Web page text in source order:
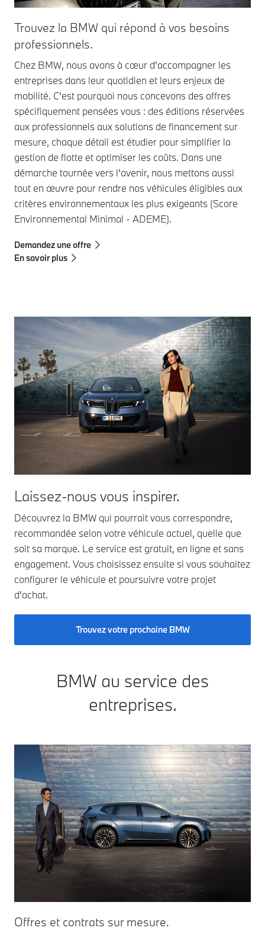
Trouvez la BMW qui répond à vos besoins
professionnels.
Chez BMW, nous avons à cœur d'accompagner les
entreprises dans leur quotidien et leurs enjeux de
mobilité. C'est pourquoi nous concevons des offres
spécifiquement pensées vous : des éditions réservées
aux professionnels aux solutions de financement sur
mesure, chaque détail est étudier pour simplifier la
gestion de flotte et optimiser les coûts. Dans une
démarche tournée vers l'avenir, nous mettons aussi
tout en œuvre pour rendre nos véhicules éligibles aux
critères environnementaux les plus exigeants (Score
Environnemental Minimal - ADEME).
Demandez une offre
En savoir plus
Laissez-nous vous inspirer.
Découvrez la BMW qui pourrait vous correspondre,
recommandée selon votre véhicule actuel, quelle que
soit sa marque. Le service est gratuit, en ligne et sans
engagement. Vous choisissez ensuite si vous souhaitez
configurer le véhicule et poursuivre votre projet
d'achat.
Trouvez votre prochaine BMW
BMW au service des
entreprises.
Offres et contrats sur mesure.